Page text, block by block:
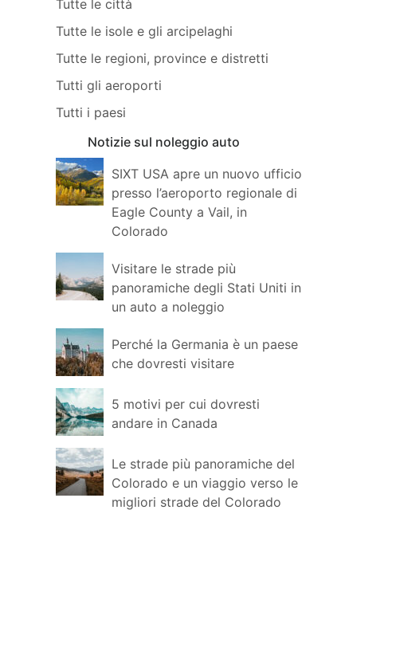
Tutte le città
Tutte le isole e gli arcipelaghi
Tutte le regioni, province e distretti
Tutti gli aeroporti
Tutti i paesi
Notizie sul noleggio auto
SIXT USA apre un nuovo ufficio
presso l’aeroporto regionale di
Eagle County a Vail, in
Colorado
Visitare le strade più
panoramiche degli Stati Uniti in
un auto a noleggio
Perché la Germania è un paese
che dovresti visitare
5 motivi per cui dovresti
andare in Canada
Le strade più panoramiche del
Colorado e un viaggio verso le
migliori strade del Colorado